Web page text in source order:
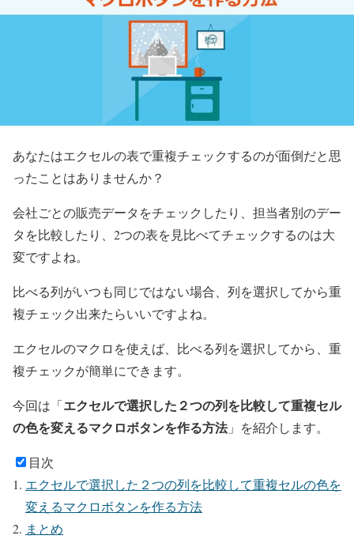
あなたはエクセルの表で重複チェックするのが面倒だと思
ったことはありませんか？
会社ごとの販売データをチェックしたり、担当者別のデー
タを比較したり、2つの表を見比べてチェックするのは大
変ですよね。
比べる列がいつも同じではない場合、列を選択してから重
複チェック出来たらいいですよね。
エクセルのマクロを使えば、比べる列を選択してから、重
複チェックが簡単にできます。
今回は「エクセルで選択した２つの列を比較して重複セル
の色を変えるマクロボタンを作る方法」を紹介します。
目次
エクセルで選択した２つの列を比較して重複セルの色を
変えるマクロボタンを作る方法
まとめ